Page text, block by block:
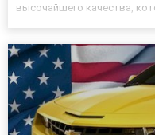
высочайшего качества,
принимаются м...